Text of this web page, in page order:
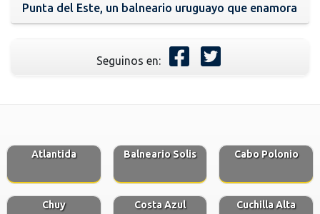
Punta del Este, un balneario uruguayo que enamora
Seguinos en:
Atlantida Balneario Solis Cabo Polonio
Chuy Costa Azul Cuchilla Alta